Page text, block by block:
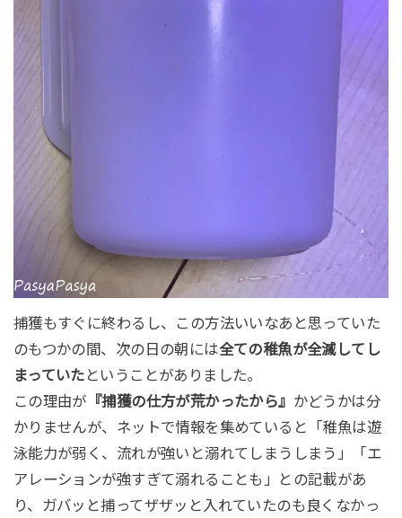
捕獲もすぐに終わるし、この方法いいなあと思っていた
のもつかの間、次の日の朝には全ての稚魚が全滅してし
まっていた ということがありました。
この理由が 『捕獲の仕方が荒かったから』 かどうかは分
かりませんが、ネットで情報を集めていると「稚魚は遊
泳能力が弱く、流れが強いと溺れてしまうしまう」「エ
アレーションが強すぎて溺れることも」との記載があ
り、ガバッと捕ってザザッと入れていたのも良くなかっ